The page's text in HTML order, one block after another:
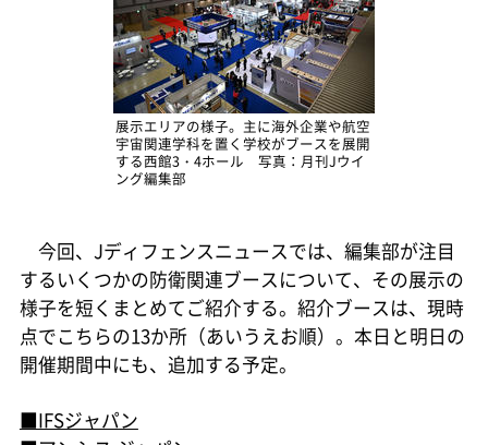
展示エリアの様子。主に海外企業や航空
宇宙関連学科を置く学校がブースを展開
する西館3・4ホール 写真：月刊Jウイ
ング編集部
今回、Jディフェンスニュースでは、編集部が注目
するいくつかの防衛関連ブースについて、その展示の
様子を短くまとめてご紹介する。紹介ブースは、現時
点でこちらの13か所（あいうえお順）。本日と明日の
開催期間中にも、追加する予定。
■IFSジャパン